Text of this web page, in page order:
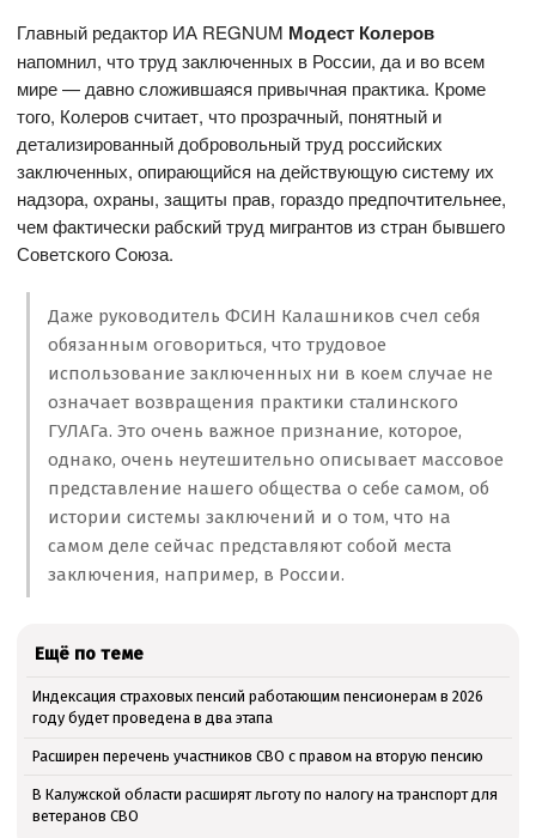
Главный редактор ИА REGNUM Модест Колеров
напомнил, что труд заключенных в России, да и во всем
мире — давно сложившаяся привычная практика. Кроме
того, Колеров считает, что прозрачный, понятный и
детализированный добровольный труд российских
заключенных, опирающийся на действующую систему их
надзора, охраны, защиты прав, гораздо предпочтительнее,
чем фактически рабский труд мигрантов из стран бывшего
Советского Союза.
Даже руководитель ФСИН Калашников счел себя
обязанным оговориться, что трудовое
использование заключенных ни в коем случае не
означает возвращения практики сталинского
ГУЛАГа. Это очень важное признание, которое,
однако, очень неутешительно описывает массовое
представление нашего общества о себе самом, об
истории системы заключений и о том, что на
самом деле сейчас представляют собой места
заключения, например, в России.
Ещё по теме
Индексация страховых пенсий работающим пенсионерам в 2026
году будет проведена в два этапа
Расширен перечень участников СВО с правом на вторую пенсию
В Калужской области расширят льготу по налогу на транспорт для
ветеранов СВО